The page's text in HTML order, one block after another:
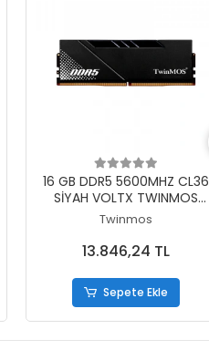
Sepete Ekle
16 GB DDR5 5600MHZ CL36
SİYAH VOLTX TWINMOS
SOĞUTUCULU DT
Twinmos
13.846,24 TL
Sepete Ekle